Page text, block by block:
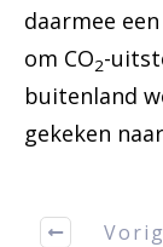
daarmee
om CO2-
buitenland
gekeken